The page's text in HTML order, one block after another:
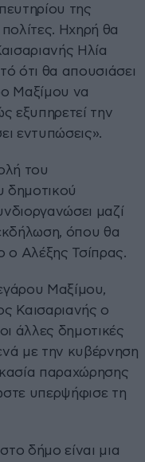
της
Ηχηρή θα
Ηλία
ότι θα απουσιάσει
Μαξίμου να
εξυπηρετεί την
εντυπώσεις».
του
δημοτικού
μαζί
όπου θα
ο Αλέξης Τσίπρας.
Μαξίμου,
Καισαριανής ο
άλλες δημοτικές
με την κυβέρνηση
παραχώρησης
υπερψήφισε τη
δήμο είναι μια